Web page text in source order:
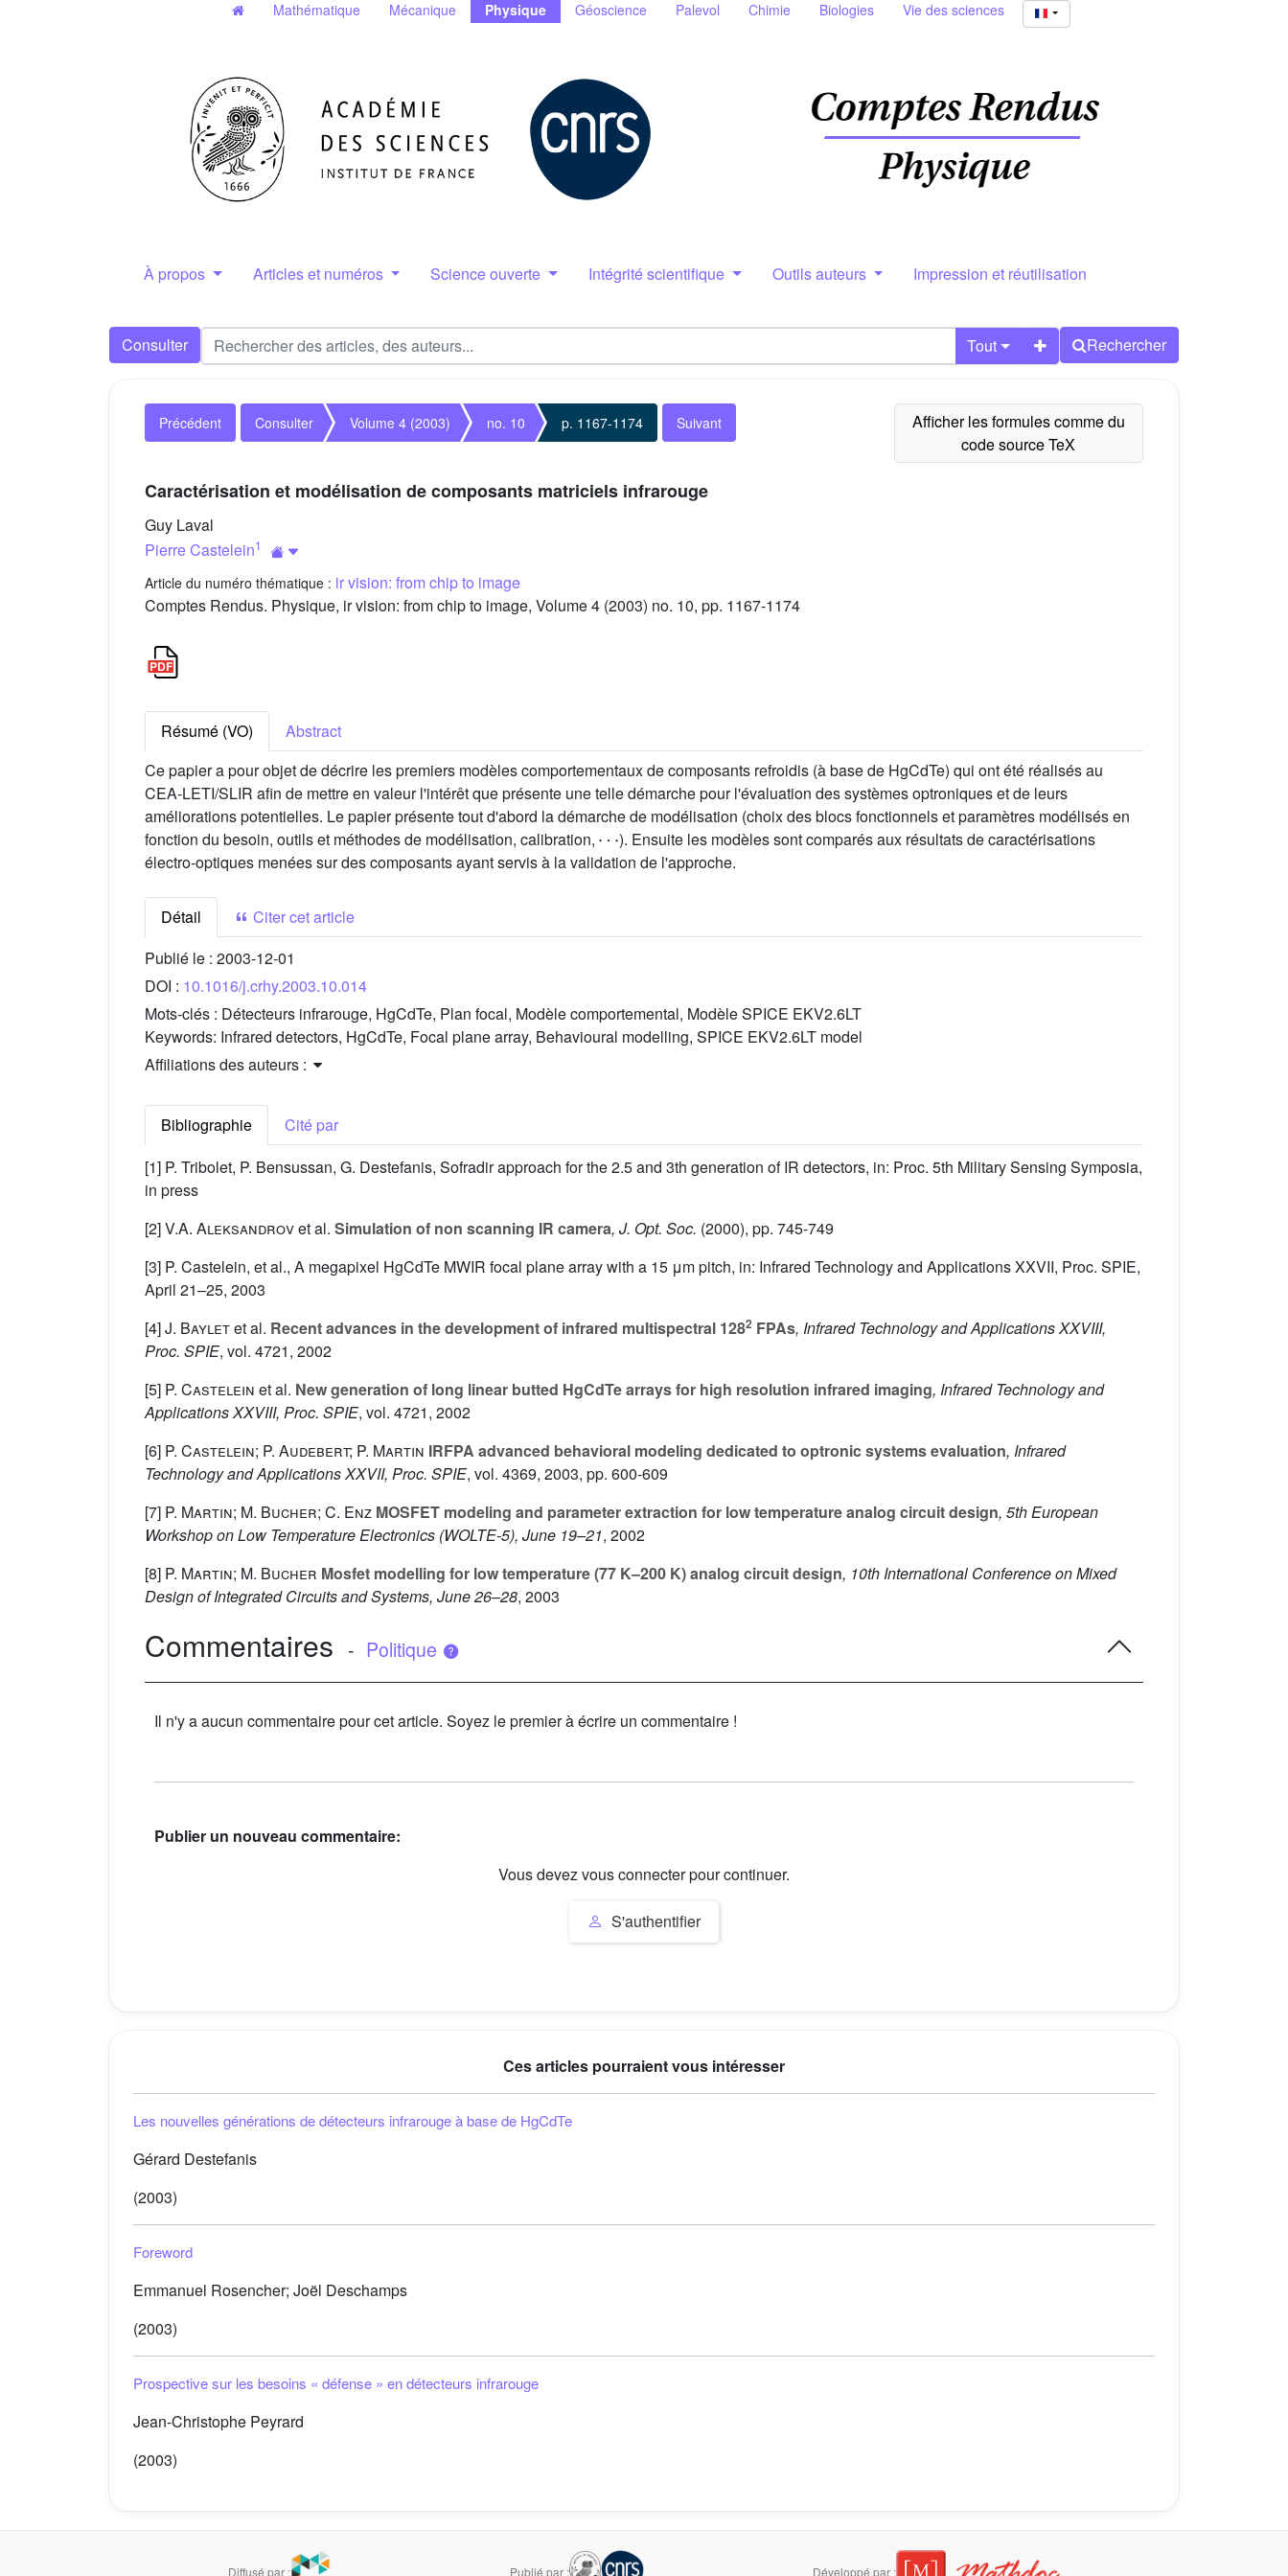
Mathématique Mécanique Physique Géoscience Palevol Chimie Biologies Vie des sciences
À propos Articles et numéros Science ouverte Intégrité scientifique Outils auteurs Impression et réutilisation
Consulter Tout Rechercher
Précédent Consulter Volume 4 (2003) no. 10 p. 1167-1174 Suivant
Caractérisation et modélisation de composants matriciels infrarouge
Guy Laval
Pierre Castelein1
Article du numéro thématique : ir vision: from chip to image
Comptes Rendus. Physique, ir vision: from chip to image, Volume 4 (2003) no. 10, pp. 1167-1174
Résumé (VO)
Abstract
Ce papier a pour objet de décrire les premiers modèles comportementaux de composants refroidis (à base de HgCdTe) qui ont été réalisés au
CEA-LETI/SLIR afin de mettre en valeur l'intérêt que présente une telle démarche pour l'évaluation des systèmes optroniques et de leurs
améliorations potentielles. Le papier présente tout d'abord la démarche de modélisation (choix des blocs fonctionnels et paramètres modélisés en
fonction du besoin, outils et méthodes de modélisation, calibration,
⋯
). Ensuite les modèles sont comparés aux résultats de caractérisations
électro-optiques menées sur des composants ayant servis à la validation de l'approche.
Détail
Citer cet article
Publié le : 2003-12-01
DOI : 10.1016/j.crhy.2003.10.014
Mots-clés : Détecteurs infrarouge, HgCdTe, Plan focal, Modèle comportemental, Modèle SPICE EKV2.6LT
Keywords: Infrared detectors, HgCdTe, Focal plane array, Behavioural modelling, SPICE EKV2.6LT model
Affiliations des auteurs :
Bibliographie
Cité par
[1] P. Tribolet, P. Bensussan, G. Destefanis, Sofradir approach for the 2.5 and 3th generation of IR detectors, in: Proc. 5th Military Sensing Symposia,
in press
[2]V.A. Aleksandrovet al. Simulation of non scanning IR camera, J. Opt. Soc. (2000), pp. 745-749
[3] P. Castelein, et al., A megapixel HgCdTe MWIR focal plane array with a 15 μm pitch, in: Infrared Technology and Applications XXVII, Proc. SPIE,
April 21–25, 2003
[4]J. Bayletet al. Recent advances in the development of infrared multispectral 1282 FPAs, Infrared Technology and Applications XXVIII,
Proc. SPIE, vol. 4721, 2002
[5] P. Castelein et al. New generation of long linear butted HgCdTe arrays for high resolution infrared imaging, Infrared Technology and
Applications XXVIII, Proc. SPIE, vol. 4721, 2002
[6] P. Castelein; P. Audebert; P. Martin IRFPA advanced behavioral modeling dedicated to optronic systems evaluation, Infrared
Technology and Applications XXVII, Proc. SPIE, vol. 4369, 2003, pp. 600-609
[7] P. Martin; M. Bucher; C. Enz MOSFET modeling and parameter extraction for low temperature analog circuit design, 5th European
Workshop on Low Temperature Electronics (WOLTE-5), June 19–21, 2002
[8] P. Martin; M. Bucher Mosfet modelling for low temperature (77 K–200 K) analog circuit design, 10th International Conference on Mixed
Design of Integrated Circuits and Systems, June 26–28, 2003
Commentaires - Politique
Il n'y a aucun commentaire pour cet article. Soyez le premier à écrire un commentaire !
Publier un nouveau commentaire:
Vous devez vous connecter pour continuer.
S'authentifier
Ces articles pourraient vous intéresser
Les nouvelles générations de détecteurs infrarouge à base de HgCdTe
Gérard Destefanis
(2003)
Foreword
Emmanuel Rosencher; Joël Deschamps
(2003)
Prospective sur les besoins « défense » en détecteurs infrarouge
Jean-Christophe Peyrard
(2003)
Diffusé par : Publié par : Développé par :